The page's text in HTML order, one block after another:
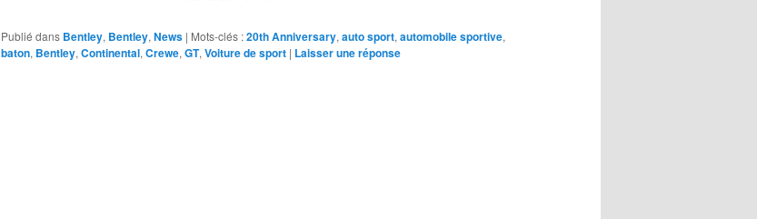
Publié dans Bentley, Bentley, News | Mots-clés :20th Anniversary, auto sport, automobile sportive,
baton, Bentley, Continental, Crewe, GT, Voiture de sport | Laisser une réponse